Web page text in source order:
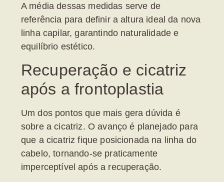
A média dessas medidas serve de
referência para definir a altura ideal da nova
linha capilar, garantindo naturalidade e
equilíbrio estético.
Recuperação e cicatriz
após a frontoplastia
Um dos pontos que mais gera dúvida é
sobre a cicatriz. O avanço é planejado para
que a cicatriz fique posicionada na linha do
cabelo, tornando-se praticamente
imperceptível após a recuperação.